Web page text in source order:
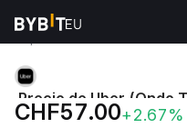
Precios de
Precio de Uber (Ondo
UBERON
CHF57.00+2.67%